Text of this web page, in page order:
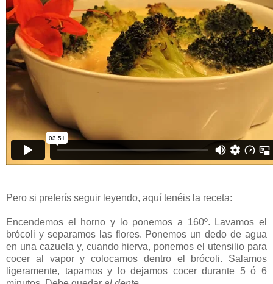
Pero si preferís seguir leyendo, aquí tenéis la receta:
Encendemos el horno y lo ponemos a 160º. Lavamos el
brócoli y separamos las flores. Ponemos un dedo de agua
en una cazuela y, cuando hierva, ponemos el utensilio para
cocer al vapor y colocamos dentro el brócoli. Salamos
ligeramente, tapamos y lo dejamos cocer durante 5 ó 6